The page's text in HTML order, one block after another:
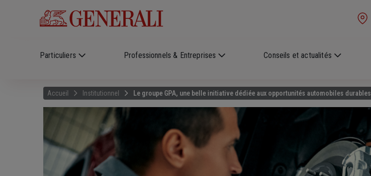
Particuliers Professionnels & Entreprises Conseils et actualités
Accueil Institutionnel Le groupe GPA, une belle initiative dédiée aux opportunités automobiles durables